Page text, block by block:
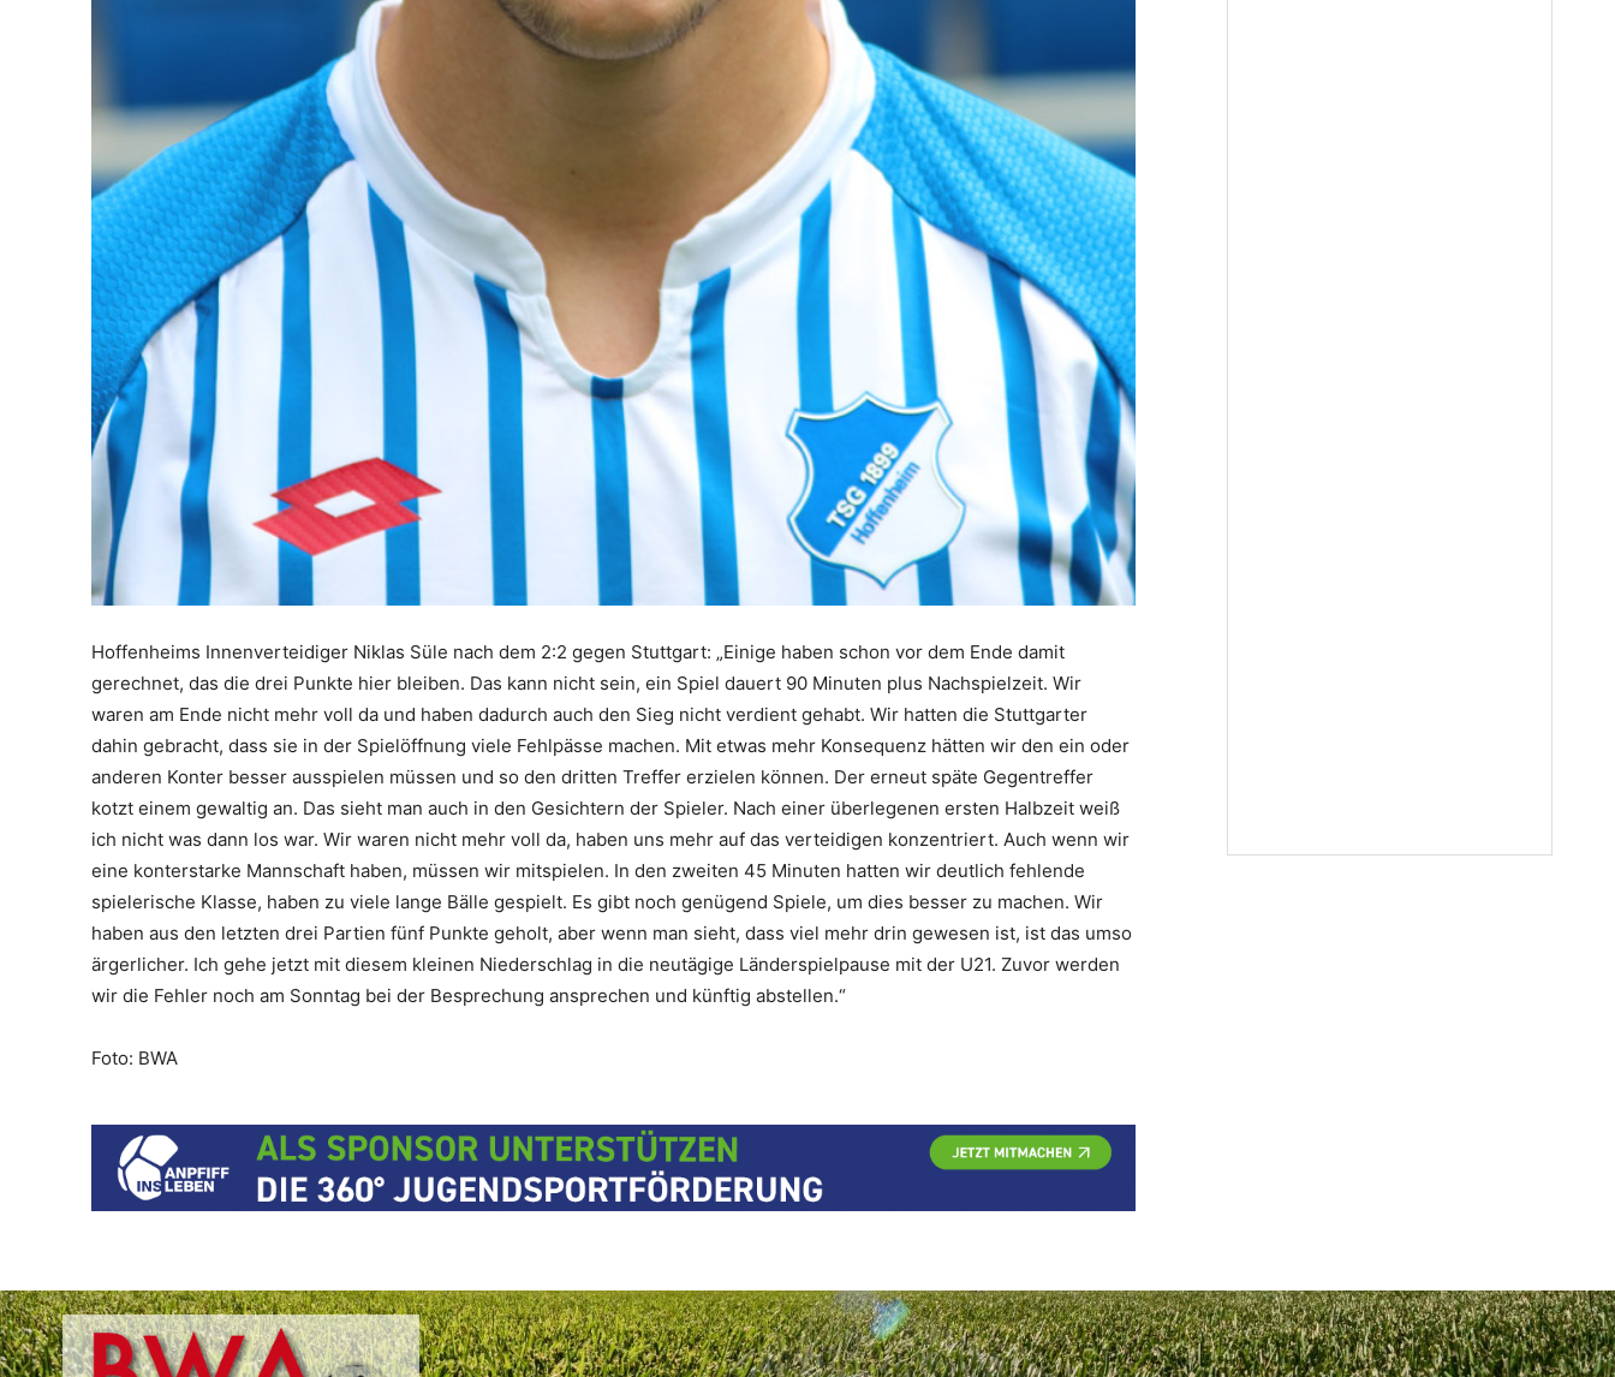
Hoffenheims Innenverteidiger Niklas Süle nach dem 2:2 gegen Stuttgart: „Einige haben schon vor dem Ende damit
gerechnet, das die drei Punkte hier bleiben. Das kann nicht sein, ein Spiel dauert 90 Minuten plus Nachspielzeit. Wir
waren am Ende nicht mehr voll da und haben dadurch auch den Sieg nicht verdient gehabt. Wir hatten die Stuttgarter
dahin gebracht, dass sie in der Spielöffnung viele Fehlpässe machen. Mit etwas mehr Konsequenz hätten wir den ein oder
anderen Konter besser ausspielen müssen und so den dritten Treffer erzielen können. Der erneut späte Gegentreffer
kotzt einem gewaltig an. Das sieht man auch in den Gesichtern der Spieler. Nach einer überlegenen ersten Halbzeit weiß
ich nicht was dann los war. Wir waren nicht mehr voll da, haben uns mehr auf das verteidigen konzentriert. Auch wenn wir
eine konterstarke Mannschaft haben, müssen wir mitspielen. In den zweiten 45 Minuten hatten wir deutlich fehlende
spielerische Klasse, haben zu viele lange Bälle gespielt. Es gibt noch genügend Spiele, um dies besser zu machen. Wir
haben aus den letzten drei Partien fünf Punkte geholt, aber wenn man sieht, dass viel mehr drin gewesen ist, ist das umso
ärgerlicher. Ich gehe jetzt mit diesem kleinen Niederschlag in die neutägige Länderspielpause mit der U21. Zuvor werden
wir die Fehler noch am Sonntag bei der Besprechung ansprechen und künftig abstellen.“
Foto: BWA